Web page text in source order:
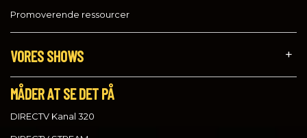
Promoverende ressourcer
VORES SHOWS
MÅDER AT SE DET PÅ
DIRECTV Kanal 320